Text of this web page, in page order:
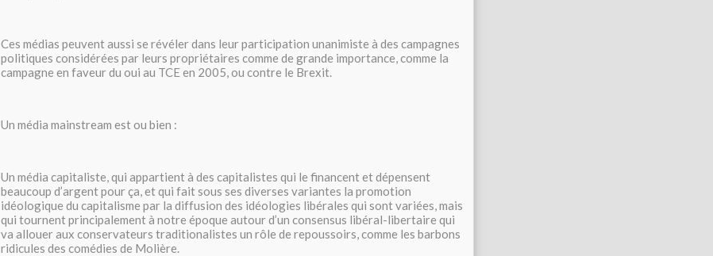
Ces médias peuvent aussi se révéler dans leur participation unanimiste à des campagnes
politiques considérées par leurs propriétaires comme de grande importance, comme la
campagne en faveur du oui au TCE en 2005, ou contre le Brexit.
Un média mainstream est ou bien :
Un média capitaliste, qui appartient à des capitalistes qui le financent et dépensent
beaucoup d’argent pour ça, et qui fait sous ses diverses variantes la promotion
idéologique du capitalisme par la diffusion des idéologies libérales qui sont variées, mais
qui tournent principalement à notre époque autour d’un consensus libéral-libertaire qui
va allouer aux conservateurs traditionalistes un rôle de repoussoirs, comme les barbons
ridicules des comédies de Molière.